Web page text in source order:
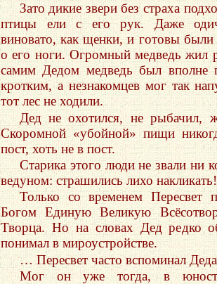
Зато дикие звери без страха
птицы ели с его рук. Даже
виновато, как щенки, и готовы были
о его ноги. Огромный медведь
самим Дедом медведь был вполне
кротким, а незнакомцев мог так
тот лес не ходили.
Дед не охотился, не рыбачил,
Скоромной «убойной» пищи
пост, хоть не в пост.
Старика этого люди не звали ни
ведуном: страшились лихо накликать!
Только со временем Пересвет
Богом Единую Великую
Творца. Но на словах Дед редко
понимал в мироустройстве.
… Пересвет часто вспоминал
Мог он уже тогда, в